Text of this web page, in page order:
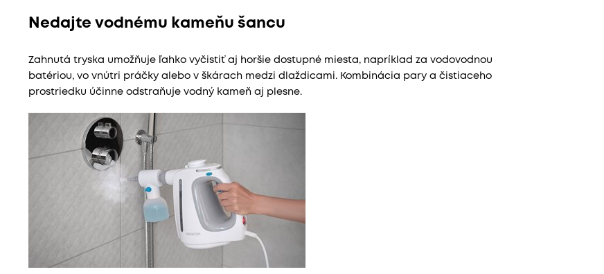
Nedajte vodnému kameňu šancu
Zahnutá tryska umožňuje ľahko vyčistiť aj horšie dostupné miesta, napríklad za vodovodnou
batériou, vo vnútri práčky alebo v škárach medzi dlaždicami. Kombinácia pary a čistiaceho
prostriedku účinne odstraňuje vodný kameň aj plesne.